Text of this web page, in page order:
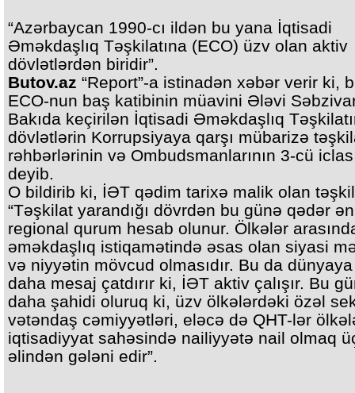
“Azərbaycan 1990-cı ildən bu yana İqtisadi
Əməkdaşlıq Təşkilatına (ECO) üzv olan aktiv
dövlətlərdən biridir”.
Butov.az “Report”-a istinadən xəbər verir ki,
ECO-nun baş katibinin müavini Ələvi
Bakıda keçirilən İqtisadi Əməkdaşlıq
dövlətlərin Korrupsiyaya qarşı mübarizə
rəhbərlərinin və Ombudsmanlarının 3-cü
deyib.
O bildirib ki, İƏT qədim tarixə malik olan
“Təşkilat yarandığı dövrdən bu günə qədər
regional qurum hesab olunur. Ölkələr
əməkdaşlıq istiqamətində əsas olan siyasi
və niyyətin mövcud olmasıdır. Bu da
daha mesaj çatdırır ki, İƏT aktiv çalışır. Bu
daha şahidi oluruq ki, üzv ölkələrdəki özəl
vətəndaş cəmiyyətləri, eləcə də QHT-lər
iqtisadiyyat sahəsində nailiyyətə nail olmaq
əlindən gələni edir”.